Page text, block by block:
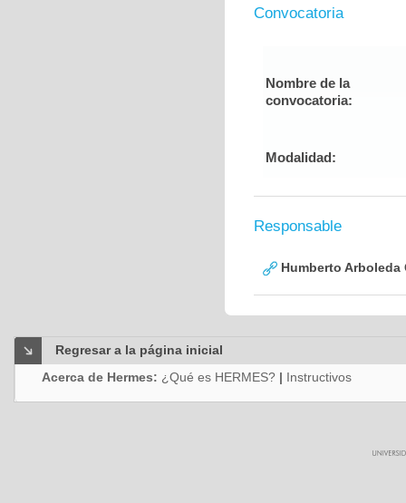
Convocatoria
Nombre de la
convocatoria:
Modalidad:
Responsable
Humberto Arboleda
Regresar a la página inicial
Acerca de Hermes: ¿Qué es HERMES? | Instructivos